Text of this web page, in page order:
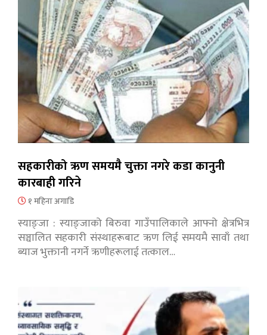
सहकारीको ऋण समयमै चुक्ता नगरे कडा कानुनी
कारबाही गरिने
१ महिना अगाडि
स्याङ्जा : स्याङ्जाको बिरुवा गाउँपालिकाले आफ्नो क्षेत्रभित्र
सञ्चालित सहकारी संस्थाहरूबाट ऋण लिई समयमै सावाँ तथा
ब्याज भुक्तानी नगर्ने ऋणीहरूलाई तत्काल…